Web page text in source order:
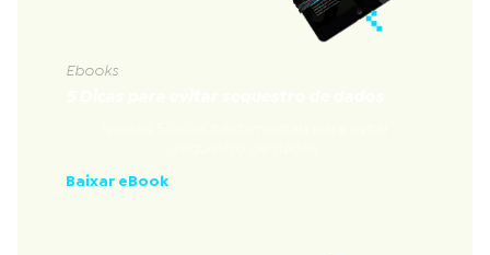
Ebooks
Baixar eBook